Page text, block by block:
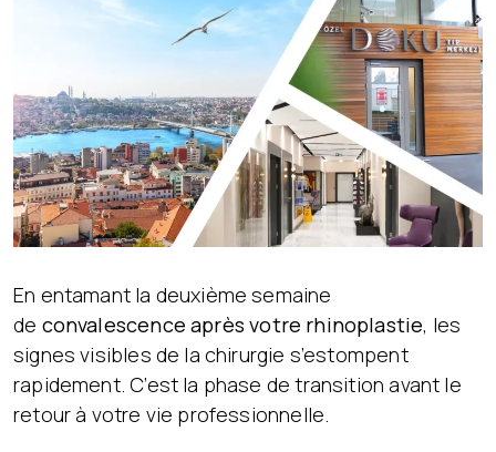
En entamant la deuxième semaine
de convalescence après votre rhinoplastie, les
signes visibles de la chirurgie s’estompent
rapidement. C’est la phase de transition avant le
retour à votre vie professionnelle.